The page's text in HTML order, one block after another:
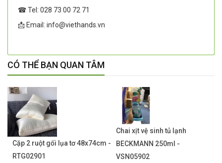
☎ Tel: 028 73 00 72 71
📩 Email: info@viethands.vn
CÓ THỂ BẠN QUAN TÂM
Cặp 2 ruột gối lụa tơ 48x74cm -
RTG02901
Chai xịt vệ sinh tủ lạnh
BECKMANN 250ml -
VSN05902